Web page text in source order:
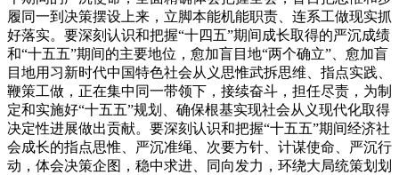
履同一到决策摆设上来，立脚本能机能职责、连系工做现实抓
好落实。要深刻认识和把握“十四五”期间成长取得的严沉成绩
和“十五五”期间的主要地位，愈加盲目地“两个确立”、愈加盲
目地用习新时代中国特色社会从义思惟武拆思维、指点实践、
鞭策工做，正在集中同一带领下，接续奋斗，担任尽责，为制
定和实施好“十五五”规划、确保根基实现社会从义现代化取得
决定性进展做出贡献。要深刻认识和把握“十五五”期间经济社
会成长的指点思惟、严沉准绳、次要方针、计谋使命、严沉行
动，体会决策企图，稳中求进、同向发力，环绕大局统策划划